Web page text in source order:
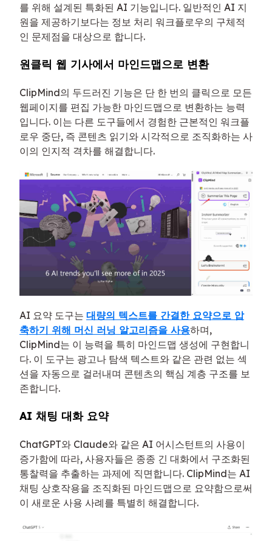
를 위해 설계된 특화된 AI 기능입니다. 일반적인 AI 지
원을 제공하기보다는 정보 처리 워크플로우의 구체적
인 문제점을 대상으로 합니다.
원클릭 웹 기사에서 마인드맵으로 변환
ClipMind의 두드러진 기능은 단 한 번의 클릭으로 모든
웹페이지를 편집 가능한 마인드맵으로 변환하는 능력
입니다. 이는 다른 도구들에서 경험한 근본적인 워크플
로우 중단, 즉 콘텐츠 읽기와 시각적으로 조직화하는 사
이의 인지적 격차를 해결합니다.
AI 요약 도구는 대량의 텍스트를 간결한 요약으로 압
축하기 위해 머신 러닝 알고리즘을 사용하며,
ClipMind는 이 능력을 특히 마인드맵 생성에 구현합니
다. 이 도구는 광고나 탐색 텍스트와 같은 관련 없는 섹
션을 자동으로 걸러내며 콘텐츠의 핵심 계층 구조를 보
존합니다.
AI 채팅 대화 요약
ChatGPT와 Claude와 같은 AI 어시스턴트의 사용이
증가함에 따라, 사용자들은 종종 긴 대화에서 구조화된
통찰력을 추출하는 과제에 직면합니다. ClipMind는 AI
채팅 상호작용을 조직화된 마인드맵으로 요약함으로써
이 새로운 사용 사례를 특별히 해결합니다.